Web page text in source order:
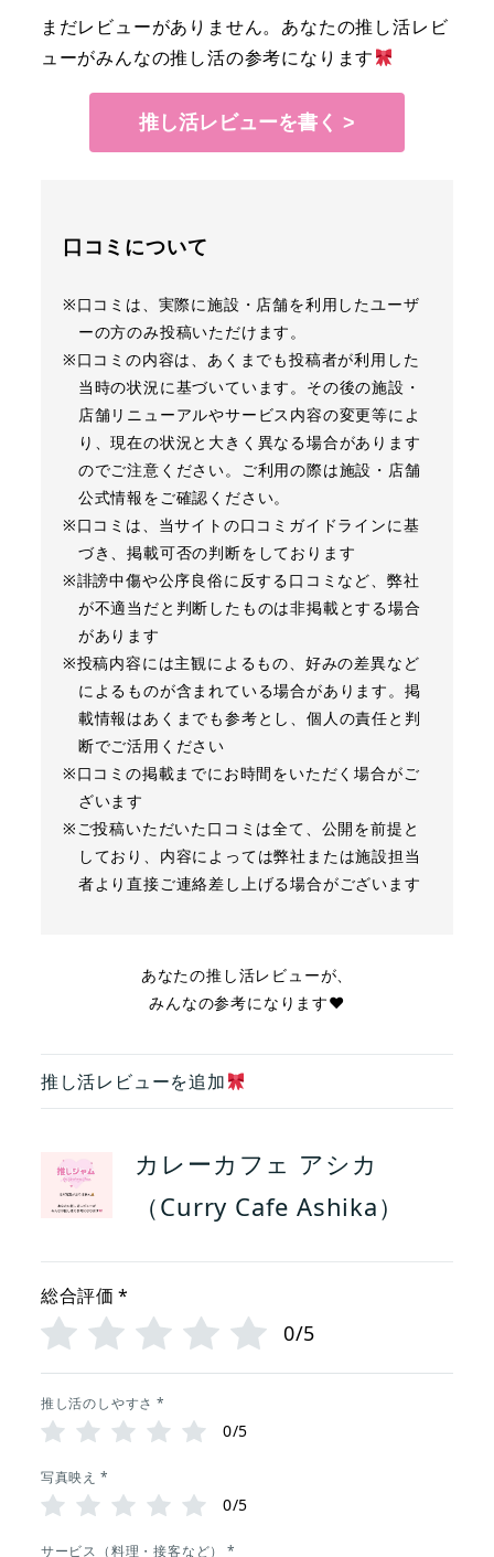
まだレビューがありません。あなたの推し活レビ
ューがみんなの推し活の参考になります
推し活レビューを書く >
口コミについて
※口コミは、実際に施設・店舗を利用したユーザ
ーの方のみ投稿いただけます。
※口コミの内容は、あくまでも投稿者が利用した
当時の状況に基づいています。その後の施設・
店舗リニューアルやサービス内容の変更等によ
り、現在の状況と大きく異なる場合があります
のでご注意ください。ご利用の際は施設・店舗
公式情報をご確認ください。
※口コミは、当サイトの口コミガイドラインに基
づき、掲載可否の判断をしております
※誹謗中傷や公序良俗に反する口コミなど、弊社
が不適当だと判断したものは非掲載とする場合
があります
※投稿内容には主観によるもの、好みの差異など
によるものが含まれている場合があります。掲
載情報はあくまでも参考とし、個人の責任と判
断でご活用ください
※口コミの掲載までにお時間をいただく場合がご
ざいます
※ご投稿いただいた口コミは全て、公開を前提と
しており、内容によっては弊社または施設担当
者より直接ご連絡差し上げる場合がございます
あなたの推し活レビューが、
みんなの参考になります❤︎
推し活レビューを追加
カレーカフェ アシカ
（Curry Cafe Ashika）
総合評価 *
0/5
推し活のしやすさ *
0/5
写真映え *
0/5
サービス（料理・接客など） *